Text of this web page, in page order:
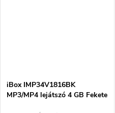
iBox IMP34V1816BK
MP3/MP4 lejátszó 4 GB Fekete